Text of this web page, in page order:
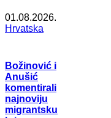
01.08.2026.
Hrvatska
Božinović i
Anušić
komentirali
najnoviju
migrantsku